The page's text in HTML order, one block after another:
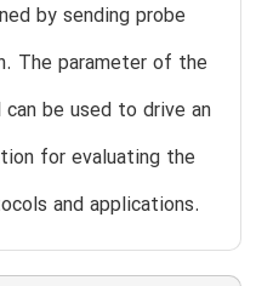
by sending probe
The parameter of the
be used to drive an
for evaluating the
and applications.